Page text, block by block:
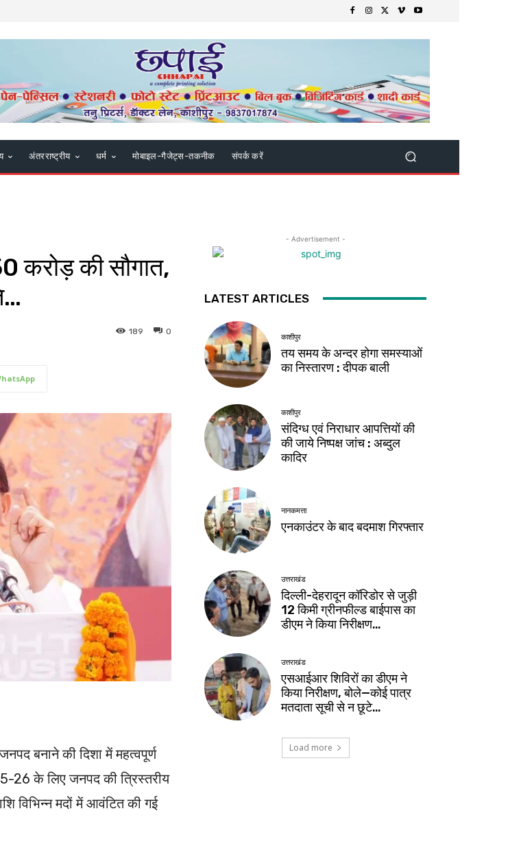
अंतरराष्ट्रीय धर्म मोबाइल-गैजेट्स-तकनीक संपर्क करें
करोड़ की सौगात,
0
189
बनाने की दिशा में महत्वपूर्ण
26 के लिए जनपद की त्रिस्तरीय
विभिन्न मदों में आवंटित की गई
- Advertisement -
LATEST ARTICLES
काशीपुर
तय समय के अन्दर होगा समस्याओं
का निस्तारण : दीपक बाली
काशीपुर
संदिग्ध एवं निराधार आपत्तियों की
की जाये निष्पक्ष जांच : अब्दुल
कादिर
नानकमत्ता
एनकाउंटर के बाद बदमाश गिरफ्तार
उत्तराखंड
दिल्ली-देहरादून कॉरिडोर से जुड़ी
12 किमी ग्रीनफील्ड बाईपास का
डीएम ने किया निरीक्षण…
उत्तराखंड
एसआईआर शिविरों का डीएम ने
किया निरीक्षण, बोले—कोई पात्र
मतदाता सूची से न छूटे…
Load more